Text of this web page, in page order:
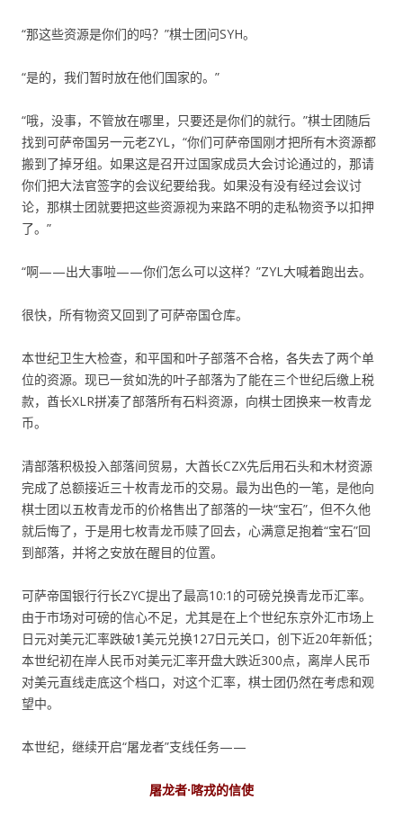
“那这些资源是你们的吗？”棋士团问SYH。
“是的，我们暂时放在他们国家的。”
“哦，没事，不管放在哪里，只要还是你们的就行。”棋士团随后
找到可萨帝国另一元老ZYL，“你们可萨帝国刚才把所有木资源都
搬到了掉牙组。如果这是召开过国家成员大会讨论通过的，那请
你们把大法官签字的会议纪要给我。如果没有没有经过会议讨
论，那棋士团就要把这些资源视为来路不明的走私物资予以扣押
了。”
“啊——出大事啦——你们怎么可以这样？”ZYL大喊着跑出去。
很快，所有物资又回到了可萨帝国仓库。
本世纪卫生大检查，和平国和叶子部落不合格，各失去了两个单
位的资源。现已一贫如洗的叶子部落为了能在三个世纪后缴上税
款，酋长XLR拼凑了部落所有石料资源，向棋士团换来一枚青龙
币。
清部落积极投入部落间贸易，大酋长CZX先后用石头和木材资源
完成了总额接近三十枚青龙币的交易。最为出色的一笔，是他向
棋士团以五枚青龙币的价格售出了部落的一块“宝石”，但不久他
就后悔了，于是用七枚青龙币赎了回去，心满意足抱着“宝石”回
到部落，并将之安放在醒目的位置。
可萨帝国银行行长ZYC提出了最高10:1的可磅兑换青龙币汇率。
由于市场对可磅的信心不足，尤其是在上个世纪东京外汇市场上
日元对美元汇率跌破1美元兑换127日元关口，创下近20年新低；
本世纪初在岸人民币对美元汇率开盘大跌近300点，离岸人民币
对美元直线走底这个档口，对这个汇率，棋士团仍然在考虑和观
望中。
本世纪，继续开启“屠龙者”支线任务——
屠龙者·喀戎的信使